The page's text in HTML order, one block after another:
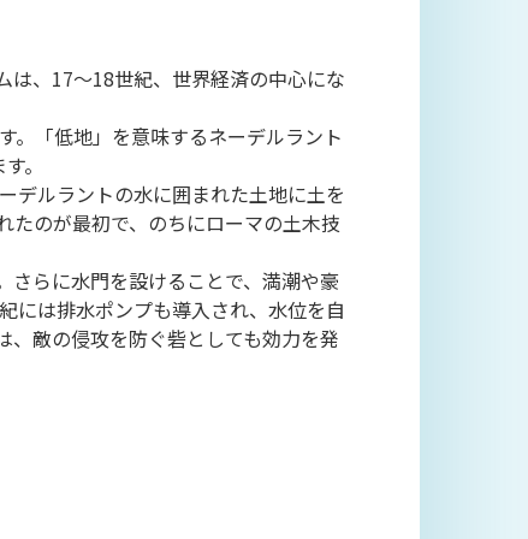
は、17～18世紀、世界経済の中心にな
。「低地」を意味するネーデルラント
。
デルラントの水に囲まれた土地に土を
たのが最初で、のちにローマの土木技
さらに水門を設けることで、満潮や豪
には排水ポンプも導入され、水位を自
敵の侵攻を防ぐ砦としても効力を発